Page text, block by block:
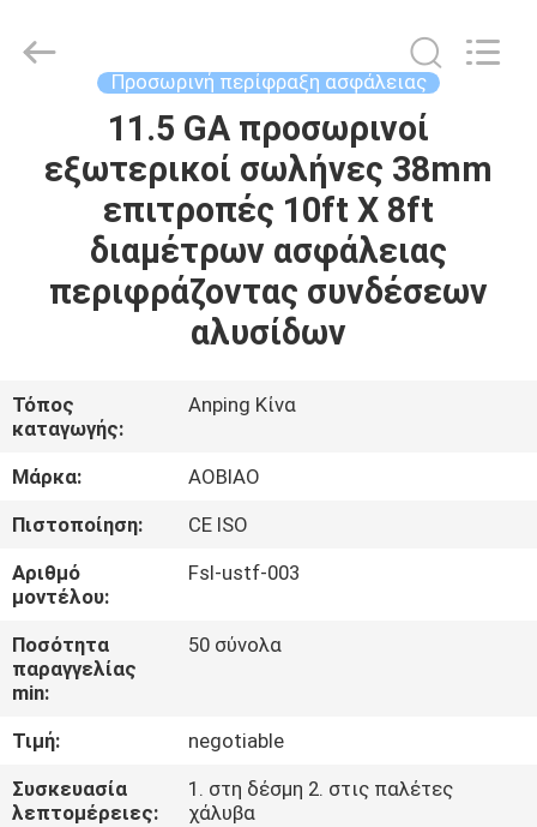
ΠΡΟΪΌΝΤΑ
ΠΕΡΊΠΟΥ
ΕΜΕΊΣ
ΓΎΡΟΣ
ΕΡΓΟΣΤΑΣΊΩΝ
ΠΟΙΟΤΙΚΌΣ
ΈΛΕΓΧΟΣ
ΜΑΣ
ΕΛΆΤΕ
ΕΠΑΦΉ
ΜΕ
Co.,Ltd.
Προσωρινή περίφραξη ασφάλειας
11.5 GA προσωρινοί
εξωτερικοί σωλήνες 38mm
επιτροπές 10ft X 8ft
διαμέτρων ασφάλειας
περιφράζοντας συνδέσεων
αλυσίδων
Τόπος
καταγωγής:
Anping Κίνα
Μάρκα:
AOBIAO
Πιστοποίηση:
CE ISO
Αριθμό
μοντέλου:
Fsl-ustf-003
Ποσότητα
παραγγελίας
min:
50 σύνολα
Τιμή:
negotiable
Συσκευασία
λεπτομέρειες:
1. στη δέσμη 2. στις παλέτες
χάλυβα